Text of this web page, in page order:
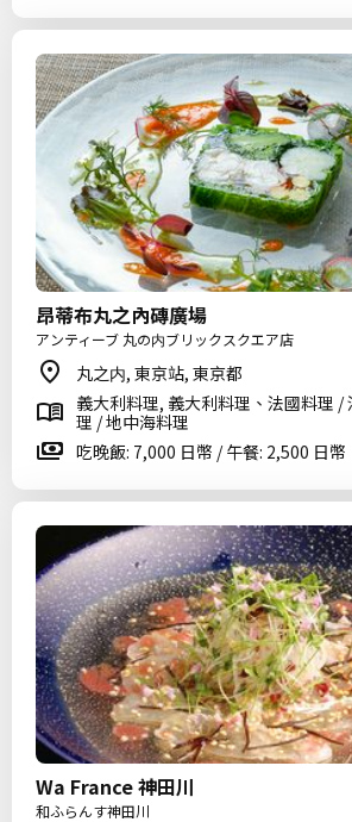
昂蒂布丸之內磚廣場
アンティーブ 丸の内ブリックスクエア店
丸之内, 東京站, 東京都
義大利料理, 義大利料理、法國料理 /
理 / 地中海料理
吃晚飯: 7,000 日幣 / 午餐: 2,500 日幣
Wa France 神田川
和ふらんす神田川